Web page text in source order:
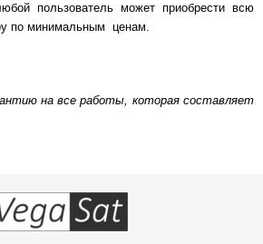
пользователь может приобрести всю
по минимальным ценам.
на все работы, которая составляет